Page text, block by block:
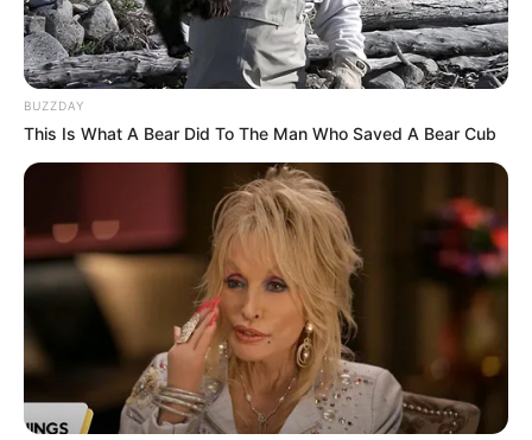
BUZZDAY
This Is What A Bear Did To The Man Who Saved A Bear Cub